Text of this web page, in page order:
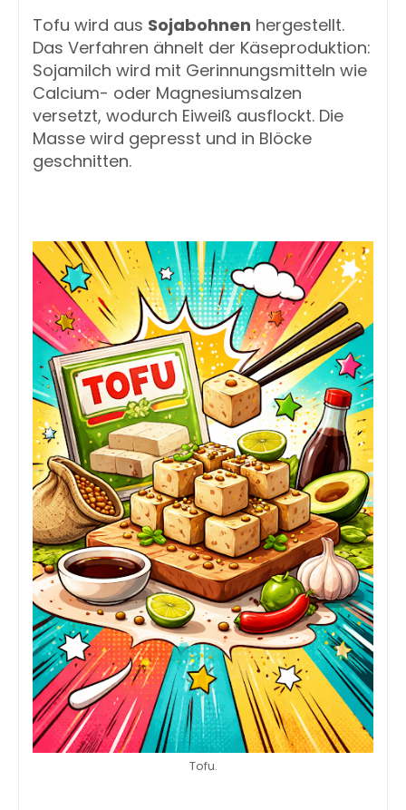
Tofu wird aus Sojabohnen hergestellt.
Das Verfahren ähnelt der Käseproduktion:
Sojamilch wird mit Gerinnungsmitteln wie
Calcium- oder Magnesiumsalzen
versetzt, wodurch Eiweiß ausflockt. Die
Masse wird gepresst und in Blöcke
geschnitten.
Tofu.